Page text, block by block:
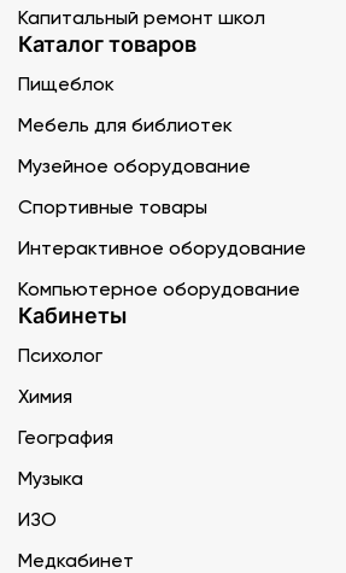
Капитальный ремонт школ
Каталог товаров
Пищеблок
Мебель для библиотек
Музейное оборудование
Спортивные товары
Интерактивное оборудование
Компьютерное оборудование
Кабинеты
Психолог
Химия
География
Музыка
ИЗО
Медкабинет